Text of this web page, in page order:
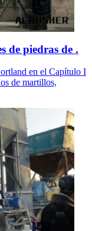
de piedras de .
en el Capítulo I
de martillos,